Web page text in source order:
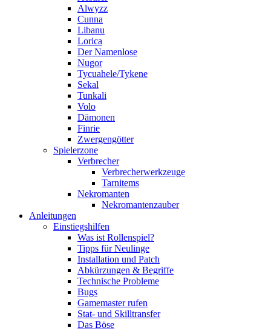
Alwyzz
Cunna
Libanu
Lorica
Der Namenlose
Nugor
Tycuahele/Tykene
Sekal
Tunkali
Volo
Dämonen
Finrie
Zwergengötter
Spielerzone
Verbrecher
Verbrecherwerkzeuge
Tarnitems
Nekromanten
Nekromantenzauber
Anleitungen
Einstiegshilfen
Was ist Rollenspiel?
Tipps für Neulinge
Installation und Patch
Abkürzungen & Begriffe
Technische Probleme
Bugs
Gamemaster rufen
Stat- und Skilltransfer
Das Böse